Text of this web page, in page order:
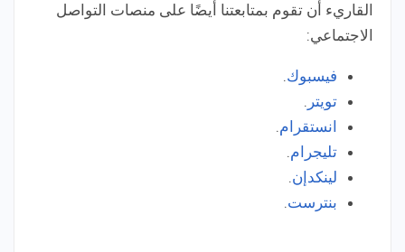
القاريء أن تقوم بمتابعتنا أيضًا على منصات التواصل
الاجتماعي:
فيسبوك.
تويتر .
انستقرام.
تليجرام.
لينكدإن.
بنترست.